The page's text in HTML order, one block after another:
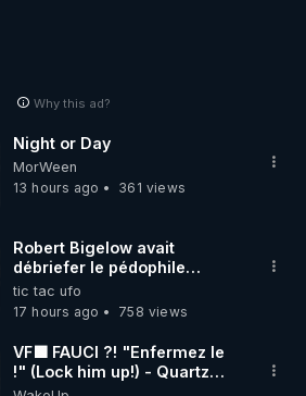
Why this ad?
Night or Day
MorWeen
13 hours ago
361 views
Robert Bigelow avait
débriefer le pédophile
génocidaire de donald j
trump
tic tac ufo
17 hours ago
758 views
VF🟩 FAUCI ?! "Enfermez le
!" (Lock him up!) - Quartz
Traduction